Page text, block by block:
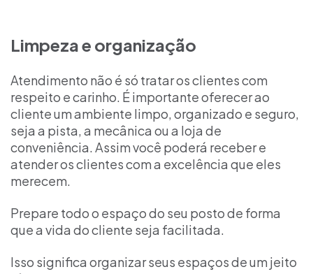
Limpeza e organização
Atendimento não é só tratar os clientes com
respeito e carinho. É importante oferecer ao
cliente um ambiente limpo, organizado e seguro,
seja a pista, a mecânica ou a loja de
conveniência. Assim você poderá receber e
atender os clientes com a excelência que eles
merecem.
Prepare todo o espaço do seu posto de forma
que a vida do cliente seja facilitada.
Isso significa organizar seus espaços de um jeito